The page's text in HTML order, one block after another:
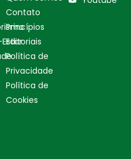
Contato
Princípios
Editoriais
Política de
Privacidade
Política de
Cookies